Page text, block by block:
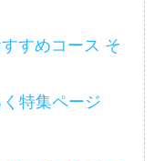
すめコース そ
特集ページ